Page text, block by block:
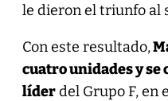
le dieron el triunfo al
Con este resultado,
cuatro unidades y
líderdel Grupo F, en